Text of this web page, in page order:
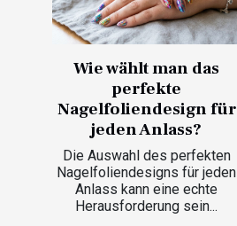
Wie wählt man das
perfekte
Nagelfoliendesign für
jeden Anlass?
Die Auswahl des perfekten
Nagelfoliendesigns für jeden
Anlass kann eine echte
Herausforderung sein...